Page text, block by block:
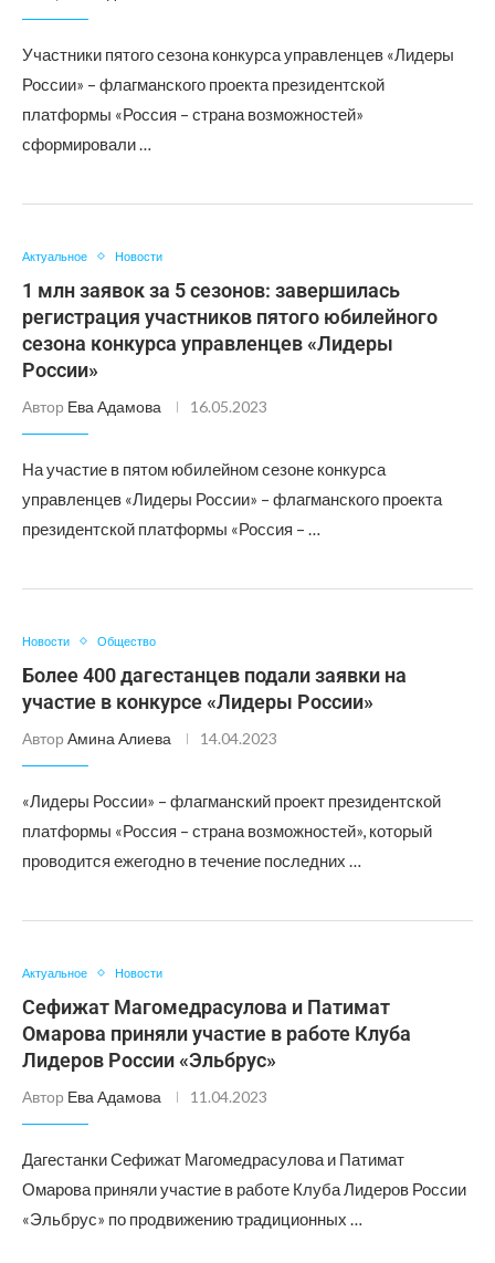
Участники пятого сезона конкурса управленцев «Лидеры
России» – флагманского проекта президентской
платформы «Россия – страна возможностей»
сформировали …
Актуальное Новости
1 млн заявок за 5 сезонов: завершилась
регистрация участников пятого юбилейного
сезона конкурса управленцев «Лидеры
России»
Автор Ева Адамова 16.05.2023
На участие в пятом юбилейном сезоне конкурса
управленцев «Лидеры России» – флагманского проекта
президентской платформы «Россия – …
Новости Общество
Более 400 дагестанцев подали заявки на
участие в конкурсе «Лидеры России»
Автор Амина Алиева 14.04.2023
«Лидеры России» – флагманский проект президентской
платформы «Россия – страна возможностей», который
проводится ежегодно в течение последних …
Актуальное Новости
Сефижат Магомедрасулова и Патимат
Омарова приняли участие в работе Клуба
Лидеров России «Эльбрус»
Автор Ева Адамова 11.04.2023
Дагестанки Сефижат Магомедрасулова и Патимат
Омарова приняли участие в работе Клуба Лидеров России
«Эльбрус» по продвижению традиционных …